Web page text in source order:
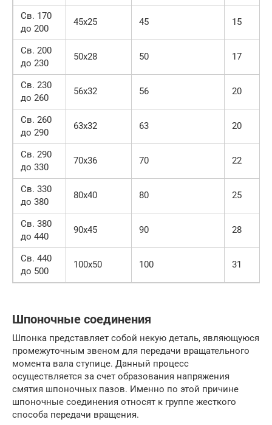
Св. 170
до 200
45х25 45 15
Св. 200
до 230
50х28 50 17
Св. 230
до 260
56х32 56 20
Св. 260
до 290
63х32 63 20
Св. 290
до 330
70х36 70 22
Св. 330
до 380
80х40 80 25
Св. 380
до 440
90х45 90 28
Св. 440
до 500
100х50 100 31
Шпоночные соединения
Шпонка представляет собой некую деталь, являющуюся
промежуточным звеном для передачи вращательного
момента вала ступице. Данный процесс
осуществляется за счет образования напряжения
смятия шпоночных пазов. Именно по этой причине
шпоночные соединения относят к группе жесткого
способа передачи вращения.